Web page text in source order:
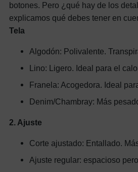
botones. Pero ¿qué hay de los
explicamos qué debes tener en
Tela
Algodón: Polivalente.
Lino: Ligero. Ideal para el
Franela: Acogedora. Ideal
Denim/Chambray: Más
2. Ajuste
Corte ajustado: Entallado.
Ajuste regular: espacioso